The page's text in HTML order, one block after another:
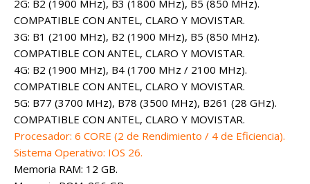
2G: B2 (1900 MHz), B3 (1800 MHz), B5 (850 MHz).
COMPATIBLE CON ANTEL, CLARO Y MOVISTAR.
3G: B1 (2100 MHz), B2 (1900 MHz), B5 (850 MHz).
COMPATIBLE CON ANTEL, CLARO Y MOVISTAR.
4G: B2 (1900 MHz), B4 (1700 MHz / 2100 MHz).
COMPATIBLE CON ANTEL, CLARO Y MOVISTAR.
5G: B77 (3700 MHz), B78 (3500 MHz), B261 (28 GHz).
COMPATIBLE CON ANTEL, CLARO Y MOVISTAR.
Procesador: 6 CORE (2 de Rendimiento / 4 de Eficiencia).
Sistema Operativo: IOS 26.
Memoria RAM: 12 GB.